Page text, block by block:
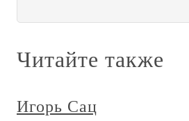
Читайте также
Игорь Сац